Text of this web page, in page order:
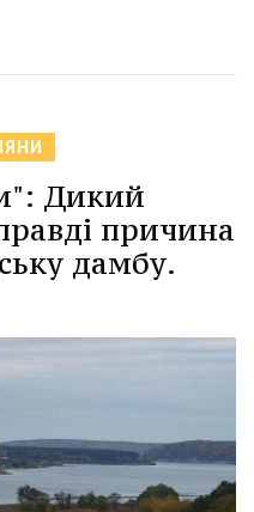
Дикий
причина
дамбу.